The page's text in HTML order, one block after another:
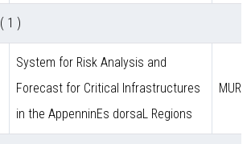
( 1 )
System for Risk Analysis and
Forecast for Critical Infrastructures
in the AppenninEs dorsaL Regions
MUR